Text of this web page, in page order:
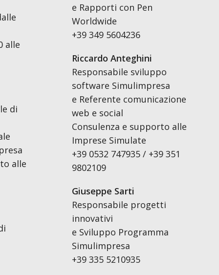
alle
di
alle
e Rapporti con Pen
Worldwide
+39 349 5604236
Riccardo Anteghini
Responsabile sviluppo
software Simulimpresa
e Referente comunicazione
web e social
Consulenza e supporto alle
Imprese Simulate
+39 0532 747935 / +39 351
9802109
Giuseppe Sarti
Responsabile progetti
innovativi
e Sviluppo Programma
Simulimpresa
+39 335 5210935